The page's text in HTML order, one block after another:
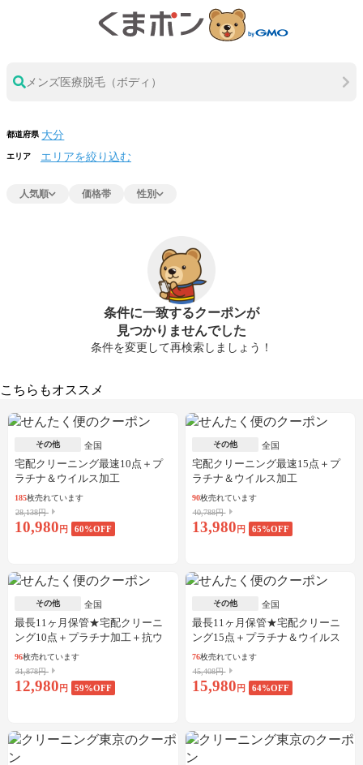
メンズ医療脱毛（ボディ）
都道府県
エリア エリアを絞り込む
人気順 価格帯 性別
条件に一致するクーポンが
見つかりませんでした
条件を変更して再検索しましょう！
こちらもオススメ
その他 全国
宅配クリーニング最速10点＋プ
ラチナ＆ウイルス加工
185枚売れています
28,138円
10,980 円 60%OFF
その他 全国
宅配クリーニング最速15点＋プ
ラチナ＆ウイルス加工
90枚売れています
40,788円
13,980 円 65%OFF
その他 全国
最長11ヶ月保管★宅配クリーニ
ング10点＋プラチナ加工＋抗ウ
イルス加工
96枚売れています
31,878円
12,980 円 59%OFF
その他 全国
最長11ヶ月保管★宅配クリーニ
ング15点＋プラチナ＆ウイルス
加工
76枚売れています
45,408円
15,980 円 64%OFF